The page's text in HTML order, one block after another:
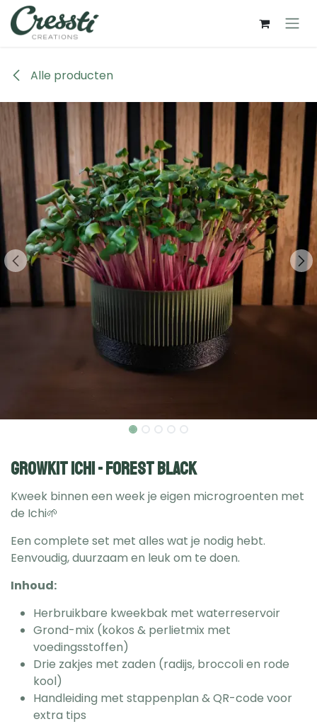
Overslaan naar inhoud
Alle producten
Growkit Ichi - Forest Black
Kweek binnen een week je eigen microgroenten met
de Ichi🌱
Een complete set met alles wat je nodig hebt.
Eenvoudig, duurzaam en leuk om te doen.
Inhoud:
Herbruikbare kweekbak met waterreservoir
Grond-mix (kokos & perlietmix met
voedingsstoffen)
Drie zakjes met zaden (radijs, broccoli en rode
kool)
Handleiding met stappenplan & QR-code voor
extra tips